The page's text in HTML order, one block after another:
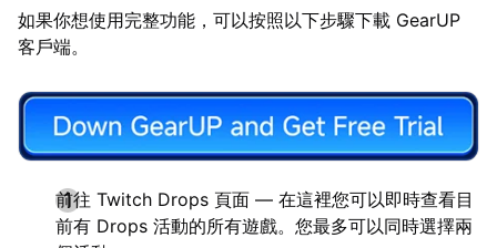
如果你想使用完整功能，可以按照以下步驟下載 GearUP
客戶端。
前往 Twitch Drops 頁面 — 在這裡您可以即時查看目
前有 Drops 活動的所有遊戲。您最多可以同時選擇兩